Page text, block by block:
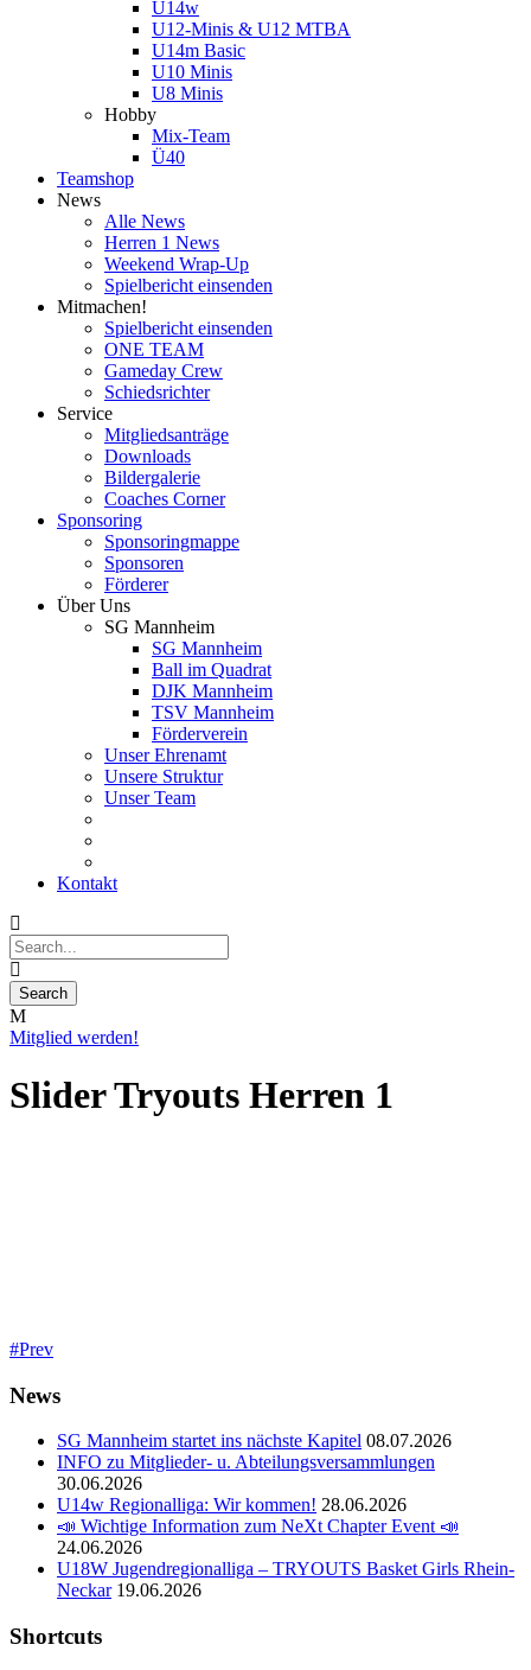
U14w
U12-Minis & U12 MTBA
U14m Basic
U10 Minis
U8 Minis
Hobby
Mix-Team
Ü40
Teamshop
News
Alle News
Herren 1 News
Weekend Wrap-Up
Spielbericht einsenden
Mitmachen!
Spielbericht einsenden
ONE TEAM
Gameday Crew
Schiedsrichter
Service
Mitgliedsanträge
Downloads
Bildergalerie
Coaches Corner
Sponsoring
Sponsoringmappe
Sponsoren
Förderer
Über Uns
SG Mannheim
SG Mannheim
Ball im Quadrat
DJK Mannheim
TSV Mannheim
Förderverein
Unser Ehrenamt
Unsere Struktur
Unser Team
Kontakt
Mitglied werden!
Slider Tryouts Herren 1
Prev
News
SG Mannheim startet ins nächste Kapitel 08.07.2026
INFO zu Mitglieder- u. Abteilungsversammlungen
30.06.2026
U14w Regionalliga: Wir kommen! 28.06.2026
📣 Wichtige Information zum NeXt Chapter Event 📣
24.06.2026
U18W Jugendregionalliga – TRYOUTS Basket Girls Rhein-
Neckar 19.06.2026
Shortcuts